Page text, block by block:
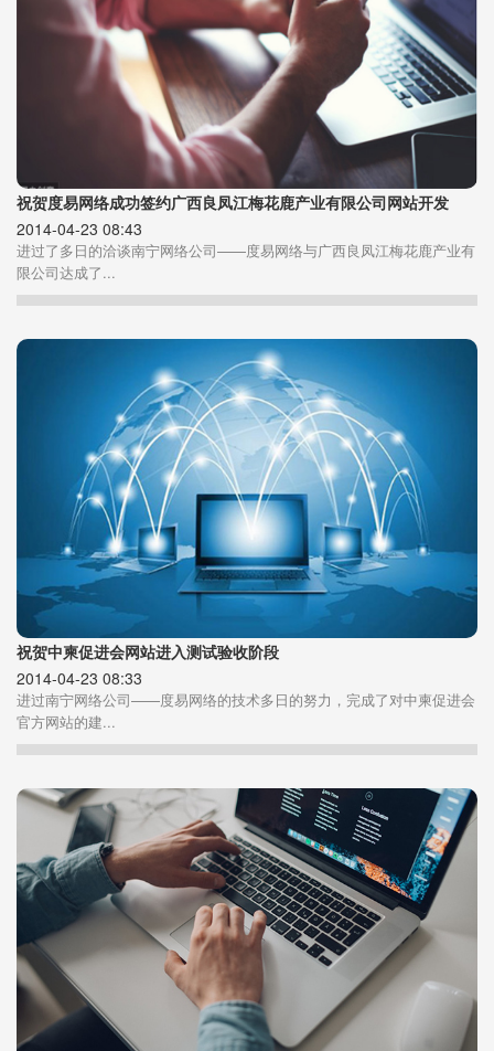
祝贺度易网络成功签约广西良凤江梅花鹿产业有限公司网站开发
2014-04-23 08:43
进过了多日的洽谈南宁网络公司——度易网络与广西良凤江梅花鹿产业有
限公司达成了...
祝贺中柬促进会网站进入测试验收阶段
2014-04-23 08:33
进过南宁网络公司——度易网络的技术多日的努力，完成了对中柬促进会
官方网站的建...